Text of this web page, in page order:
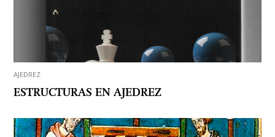
AJEDREZ
ESTRUCTURAS EN AJEDREZ